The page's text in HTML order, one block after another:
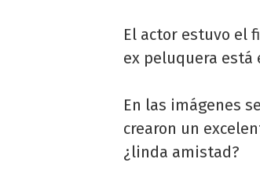
El actor estuvo el
ex peluquera está
En las imágenes
crearon un
¿linda amistad?